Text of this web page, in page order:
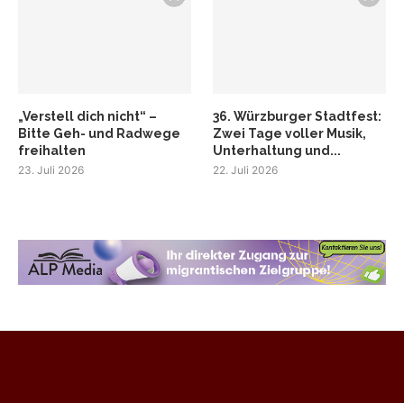
„Verstell dich nicht“ –
Bitte Geh- und Radwege
freihalten
23. Juli 2026
36. Würzburger Stadtfest:
Zwei Tage voller Musik,
Unterhaltung und...
22. Juli 2026